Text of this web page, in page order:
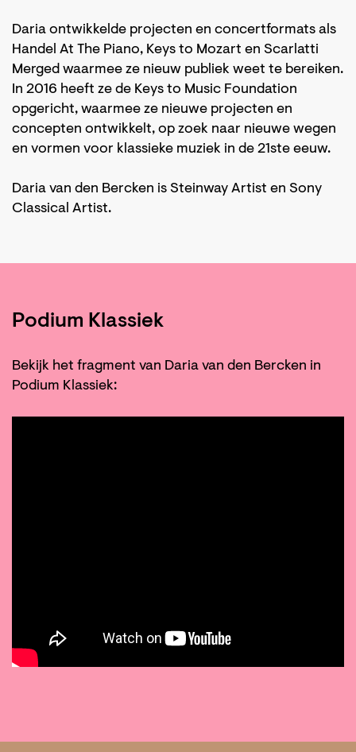
Daria ontwikkelde projecten en concertformats als
Handel At The Piano, Keys to Mozart en Scarlatti
Merged waarmee ze nieuw publiek weet te bereiken.
In 2016 heeft ze de Keys to Music Foundation
opgericht, waarmee ze nieuwe projecten en
concepten ontwikkelt, op zoek naar nieuwe wegen
en vormen voor klassieke muziek in de 21ste eeuw.
Daria van den Bercken is Steinway Artist en Sony
Classical Artist.
Podium Klassiek
Bekijk het fragment van Daria van den Bercken in
Podium Klassiek: